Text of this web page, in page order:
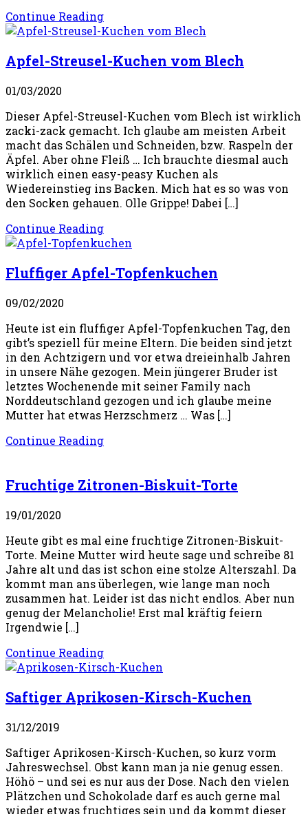
Continue Reading
Apfel-Streusel-Kuchen vom Blech
01/03/2020
Dieser Apfel-Streusel-Kuchen vom Blech ist wirklich
zacki-zack gemacht. Ich glaube am meisten Arbeit
macht das Schälen und Schneiden, bzw. Raspeln der
Äpfel. Aber ohne Fleiß … Ich brauchte diesmal auch
wirklich einen easy-peasy Kuchen als
Wiedereinstieg ins Backen. Mich hat es so was von
den Socken gehauen. Olle Grippe! Dabei […]
Continue Reading
Fluffiger Apfel-Topfenkuchen
09/02/2020
Heute ist ein fluffiger Apfel-Topfenkuchen Tag, den
gibt’s speziell für meine Eltern. Die beiden sind jetzt
in den Achtzigern und vor etwa dreieinhalb Jahren
in unsere Nähe gezogen. Mein jüngerer Bruder ist
letztes Wochenende mit seiner Family nach
Norddeutschland gezogen und ich glaube meine
Mutter hat etwas Herzschmerz … Was […]
Continue Reading
Fruchtige Zitronen-Biskuit-Torte
19/01/2020
Heute gibt es mal eine fruchtige Zitronen-Biskuit-
Torte. Meine Mutter wird heute sage und schreibe 81
Jahre alt und das ist schon eine stolze Alterszahl. Da
kommt man ans überlegen, wie lange man noch
zusammen hat. Leider ist das nicht endlos. Aber nun
genug der Melancholie! Erst mal kräftig feiern
Irgendwie […]
Continue Reading
Saftiger Aprikosen-Kirsch-Kuchen
31/12/2019
Saftiger Aprikosen-Kirsch-Kuchen, so kurz vorm
Jahreswechsel. Obst kann man ja nie genug essen.
Höhö – und sei es nur aus der Dose. Nach den vielen
Plätzchen und Schokolade darf es auch gerne mal
wieder etwas fruchtiges sein und da kommt dieser